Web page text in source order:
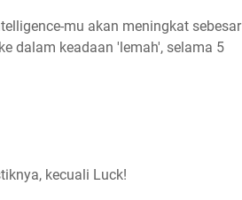
mu akan meningkat sebesar
dalam keadaan 'lemah', selama 5
kecuali Luck!